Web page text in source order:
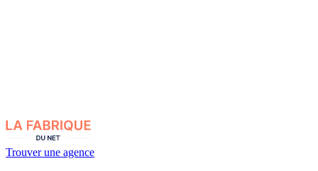
Trouver une agence